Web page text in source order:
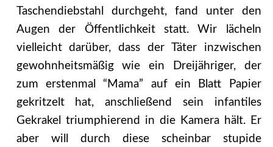
Taschendiebstahl durchgeht, fand unter den
Augen der Öffentlichkeit statt. Wir lächeln
vielleicht darüber, dass der Täter inzwischen
gewohnheitsmäßig wie ein Dreijähriger, der
zum erstenmal “Mama” auf ein Blatt Papier
gekritzelt hat, anschließend sein infantiles
Gekrakel triumphierend in die Kamera hält. Er
aber will durch diese scheinbar stupide